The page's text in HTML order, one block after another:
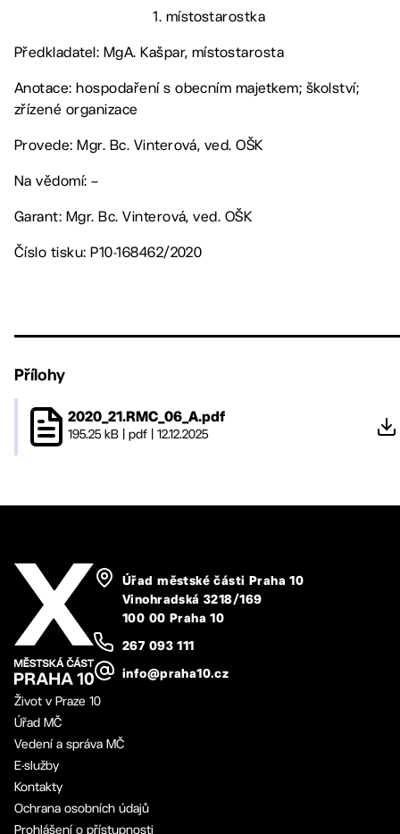
1. místostarostka
Předkladatel: MgA. Kašpar, místostarosta
Anotace: hospodaření s obecním majetkem; školství;
zřízené organizace
Provede: Mgr. Bc. Vinterová, ved. OŠK
Na vědomí: –
Garant: Mgr. Bc. Vinterová, ved. OŠK
Číslo tisku: P10-168462/2020
Přílohy
2020_21.RMC_06_A.pdf
195.25 kB pdf 12.12.2025
Úřad městské části Praha 10
Vinohradská 3218/169
100 00 Praha 10
267 093 111
info@praha10.cz
Život v Praze 10
Úřad MČ
Vedení a správa MČ
E-služby
Kontakty
Ochrana osobních údajů
Prohlášení o přístupnosti